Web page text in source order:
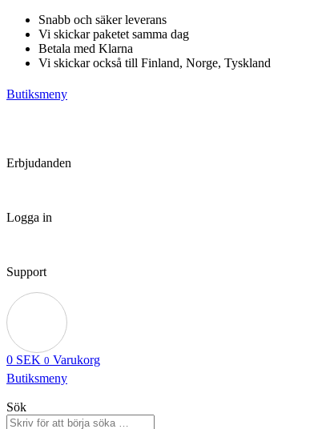
Hoppa
innehåll
Snabb och säker leverans
Vi skickar paketet samma dag
Betala med Klarna
Vi skickar också till Finland, Norge, Tyskland
Butiksmeny
Erbjudanden
Logga in
Support
0 SEK 0 Varukorg
Butiksmeny
Sök